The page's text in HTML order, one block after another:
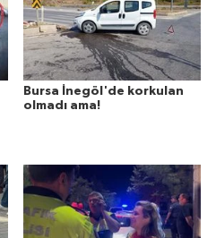
Bursa İnegöl'de korkulan
olmadı ama!